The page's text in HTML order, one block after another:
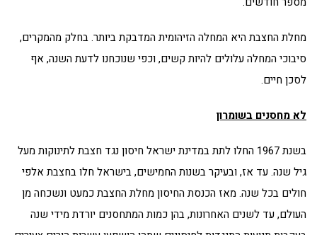
מחלת החצבת היא המחלה הזיהומית המדבקת ביותר. בחלק מהמקרים,
סיבוכי המחלה עלולים להיות קשים, וכפי שנוכחנו לדעת השנה, אף
לסכן חיים.
לא מחסנים בשומרון
בשנת 1967 החלו לתת במדינת ישראל חיסון נגד חצבת לתינוקות מעל
גיל שנה. עד אז, ובעיקר בשנות החמישים, בישראל חלו בחצבת אלפי
חולים בכל שנה. מאז הכנסת החיסון מחלת החצבת כמעט ונשכחה מן
העולם, עד לשנים האחרונות, בהן כמות המתחסנים יורדת מידי שנה